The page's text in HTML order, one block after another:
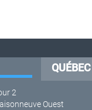
QUÉBEC
2
Ouest